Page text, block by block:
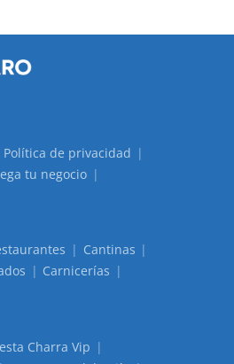
Política de privacidad
tu negocio
Cantinas
Carnicerías
Charra Vip